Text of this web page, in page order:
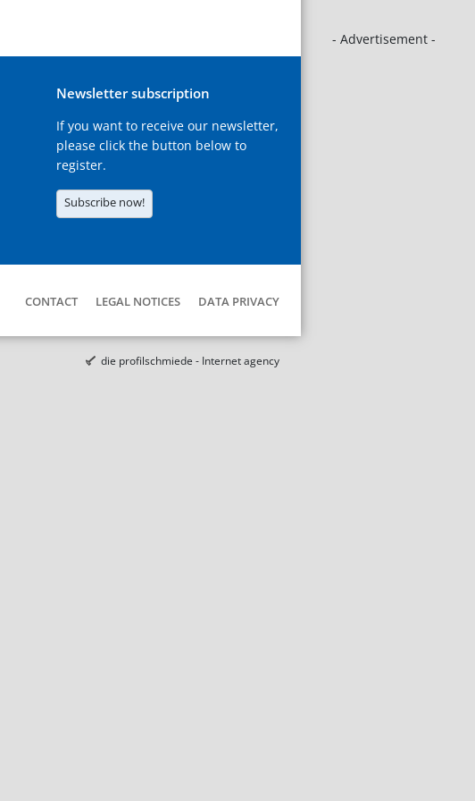
- Advertisement -
Newsletter subscription
If you want to receive our newsletter,
please click the button below to
register.
Subscribe now!
CONTACT LEGAL NOTICES DATA PRIVACY
die profilschmiede - Internet agency